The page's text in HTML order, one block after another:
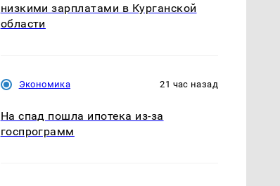
низкими зарплатами в Курганской
области
Экономика 21 час назад
На спад пошла ипотека из-за
госпрограмм